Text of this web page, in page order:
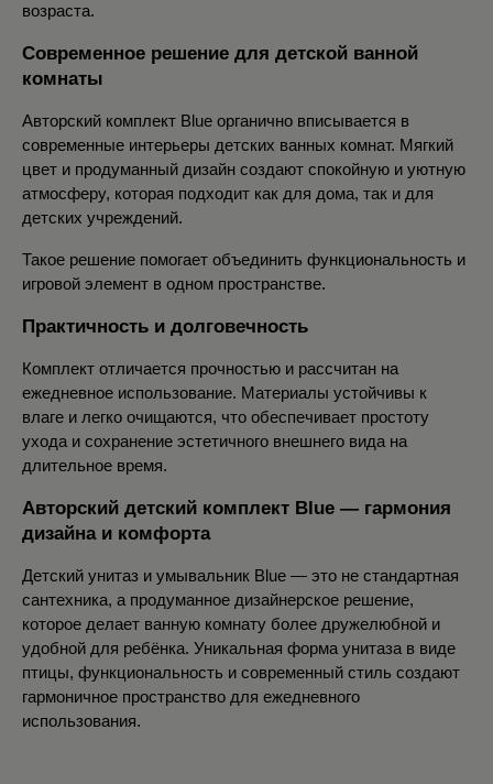
возраста.
Современное решение для детской ванной
комнаты
Авторский комплект Blue органично вписывается в
современные интерьеры детских ванных комнат. Мягкий
цвет и продуманный дизайн создают спокойную и уютную
атмосферу, которая подходит как для дома, так и для
детских учреждений.
Такое решение помогает объединить функциональность и
игровой элемент в одном пространстве.
Практичность и долговечность
Комплект отличается прочностью и рассчитан на
ежедневное использование. Материалы устойчивы к
влаге и легко очищаются, что обеспечивает простоту
ухода и сохранение эстетичного внешнего вида на
длительное время.
Авторский детский комплект Blue — гармония
дизайна и комфорта
Детский унитаз и умывальник Blue — это не стандартная
сантехника, а продуманное дизайнерское решение,
которое делает ванную комнату более дружелюбной и
удобной для ребёнка. Уникальная форма унитаза в виде
птицы, функциональность и современный стиль создают
гармоничное пространство для ежедневного
использования.